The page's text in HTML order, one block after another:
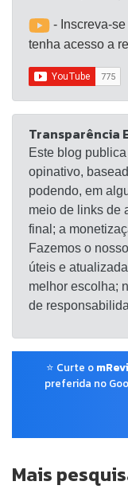
- Inscreva-
tenha acesso a
Transparência
Este blog
opinativo,
podendo, em
meio de links de
final; a
Fazemos o
úteis e
melhor escolha;
de
⭐ Curte o
preferida no
Mais